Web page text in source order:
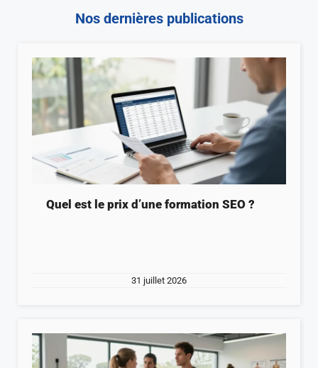
Nos dernières publications
Quel est le prix d’une formation SEO ?
31 juillet 2026